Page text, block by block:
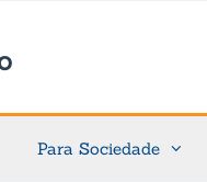
Para Sociedade